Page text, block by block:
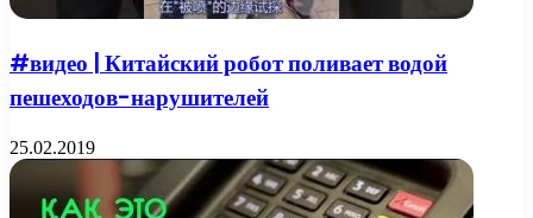
#видео | Китайский робот поливает водой
пешеходов-нарушителей
25.02.2019